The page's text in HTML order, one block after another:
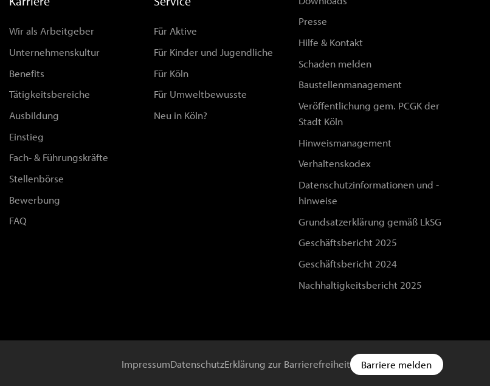
Wir als Arbeitgeber
Unternehmenskultur
Benefits
Tätigkeitsbereiche
Ausbildung
Einstieg
Fach- & Führungskräfte
Stellenbörse
Bewerbung
FAQ
Für Aktive
Für Kinder und Jugendliche
Für Köln
Für Umweltbewusste
Neu in Köln?
Presse
Hilfe & Kontakt
Schaden melden
Baustellenmanagement
Veröffentlichung gem. PCGK der
Stadt Köln
Hinweismanagement
Verhaltenskodex
Datenschutzinformationen und -
hinweise
Grundsatzerklärung gemäß LkSG
Geschäftsbericht 2025
Geschäftsbericht 2024
Nachhaltigkeitsbericht 2025
ImpressumDatenschutzErklärung zur Barrierefreiheit Barriere melden